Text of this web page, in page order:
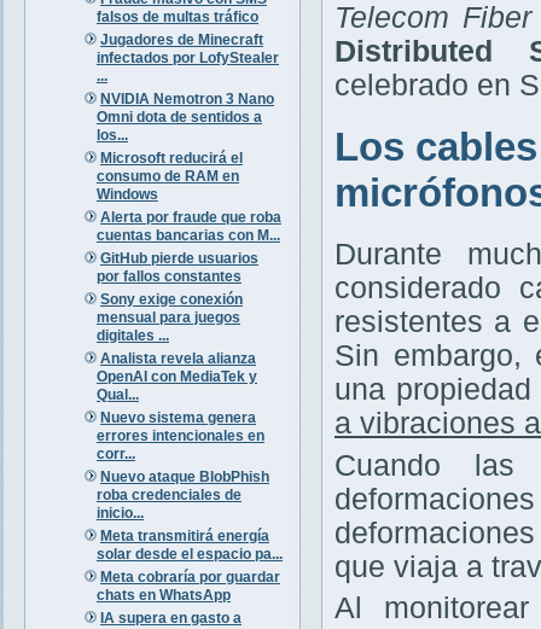
falsos de multas tráfico
Jugadores de Minecraft
infectados por LofyStealer
...
NVIDIA Nemotron 3 Nano
Omni dota de sentidos a
los...
Microsoft reducirá el
consumo de RAM en
Windows
Alerta por fraude que roba
cuentas bancarias con M...
GitHub pierde usuarios
por fallos constantes
Sony exige conexión
mensual para juegos
digitales ...
Analista revela alianza
OpenAI con MediaTek y
Qual...
Nuevo sistema genera
errores intencionales en
corr...
Nuevo ataque BlobPhish
roba credenciales de
inicio...
Meta transmitirá energía
solar desde el espacio pa...
Meta cobraría por guardar
chats en WhatsApp
IA supera en gasto a
Telecom
Distributed
celebrado en
Los
Durante
considerado
resistentes a
Sin embargo,
una
a vibraciones
Cuando las
que viaja a
Al